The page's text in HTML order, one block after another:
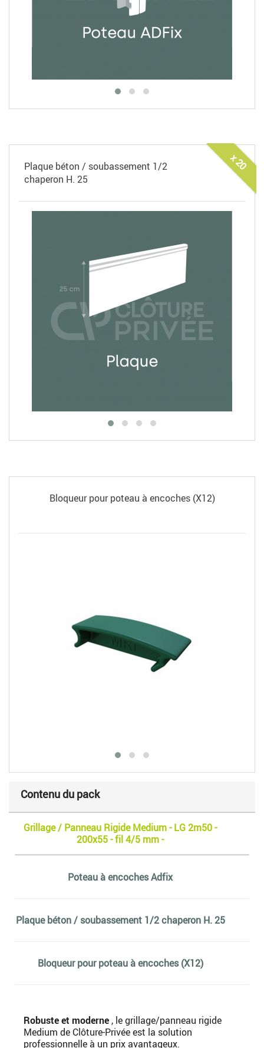
x 20
Plaque béton / soubassement 1/2
chaperon H. 25
Bloqueur pour poteau à encoches (X12)
Contenu du pack
Grillage / Panneau Rigide Medium - LG 2m50 -
200x55 - fil 4/5 mm -
Poteau à encoches Adfix
Plaque béton / soubassement 1/2 chaperon H. 25
Bloqueur pour poteau à encoches (X12)
Robuste et moderne, le grillage/panneau rigide
Medium de Clôture-Privée est la solution
professionnelle à un prix avantageux.